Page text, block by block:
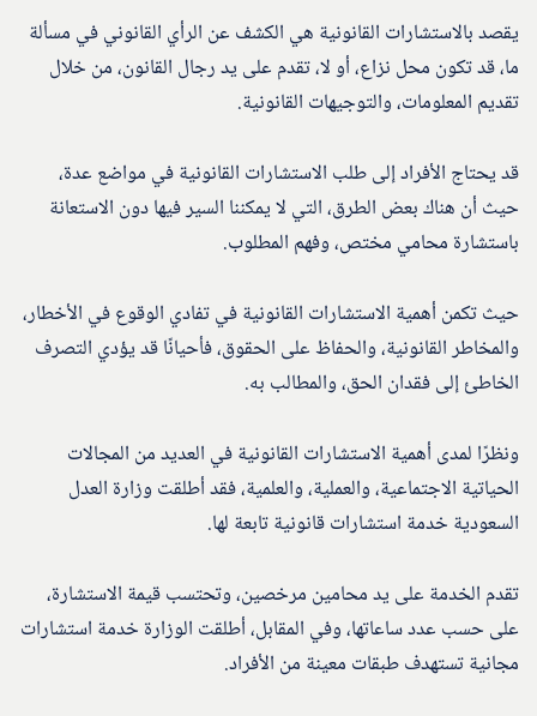
يقصد بالاستشارات القانونية هي الكشف عن الرأي القانوني في مسألة
ما، قد تكون محل نزاع، أو لا، تقدم على يد رجال القانون، من خلال
تقديم المعلومات، والتوجيهات القانونية.
قد يحتاج الأفراد إلى طلب الاستشارات القانونية في مواضع عدة،
حيث أن هناك بعض الطرق، التي لا يمكننا السير فيها دون الاستعانة
باستشارة محامي مختص، وفهم المطلوب.
حيث تكمن أهمية الاستشارات القانونية في تفادي الوقوع في الأخطار،
والمخاطر القانونية، والحفاظ على الحقوق، فأحيانًا قد يؤدي التصرف
الخاطئ إلى فقدان الحق، والمطالب به.
ونظرًا لمدى أهمية الاستشارات القانونية في العديد من المجالات
الحياتية الاجتماعية، والعملية، والعلمية، فقد أطلقت وزارة العدل
السعودية خدمة استشارات قانونية تابعة لها.
تقدم الخدمة على يد محامين مرخصين، وتحتسب قيمة الاستشارة،
على حسب عدد ساعاتها، وفي المقابل، أطلقت الوزارة خدمة استشارات
مجانية تستهدف طبقات معينة من الأفراد.